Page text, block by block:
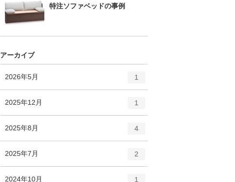
特注ソファベッドの事例
アーカイブ
2026年5月
リ
ー
1
2025年12月
ー
1
2025年8月
ー
数
4
2025年7月 2
2024年10月 1